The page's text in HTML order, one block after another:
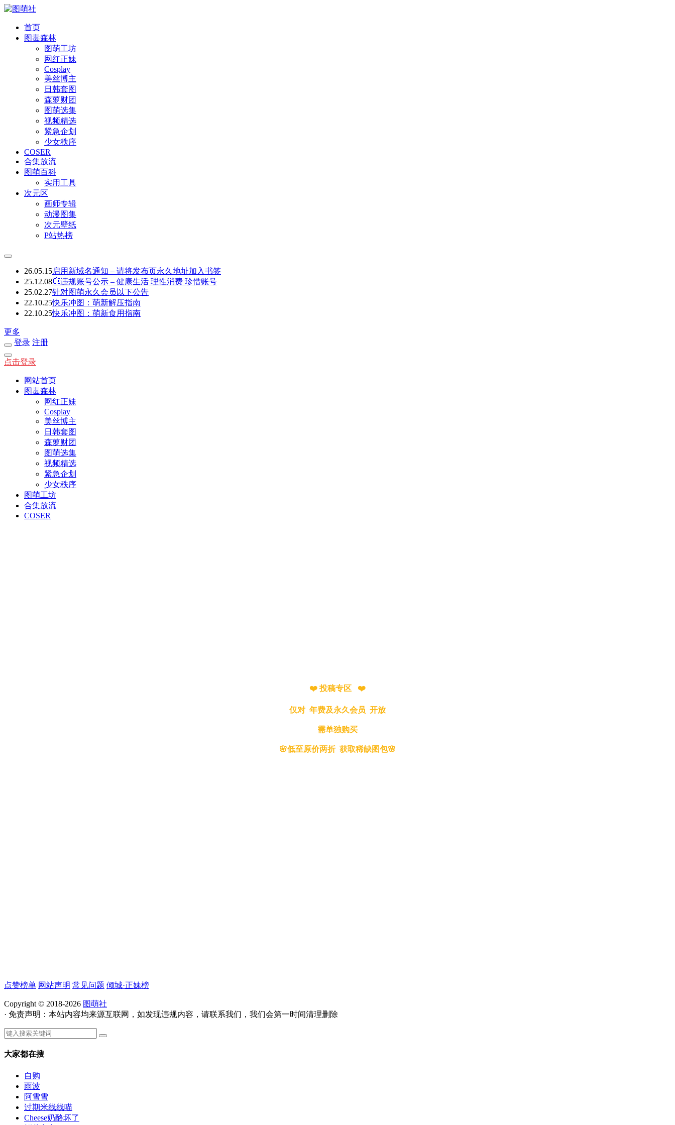
首页
图毒森林
图萌工坊
网红正妹
Cosplay
美丝博主
日韩套图
森萝财团
图萌选集
视频精选
紧急企划
少女秩序
COSER
合集放流
图萌百科
实用工具
次元区
画师专辑
动漫图集
次元壁纸
P站热榜
26.05.15启用新域名通知 – 请将发布页永久地址加入书签
25.12.08💥违规账号公示 – 健康生活 理性消费 珍惜账号
25.02.27针对图萌永久会员以下公告
22.10.25快乐冲图：萌新解压指南
22.10.25快乐冲图：萌新食用指南
更多
登录 注册
点击登录
网站首页
图毒森林
网红正妹
Cosplay
美丝博主
日韩套图
森萝财团
图萌选集
视频精选
紧急企划
少女秩序
图萌工坊
合集放流
COSER
❤️ 投稿专区 ❤️
仅对 年费及永久会员 开放
需单独购买
🌸低至原价两折 获取稀缺图包🌸
点赞榜单 网站声明 常见问题 倾城·正妹榜
Copyright © 2018-2026 图萌社
· 免责声明：本站内容均来源互联网，如发现违规内容，请联系我们，我们会第一时间清理删除
大家都在搜
自购
雨波
阿雪雪
过期米线线喵
Cheese奶酪坏了